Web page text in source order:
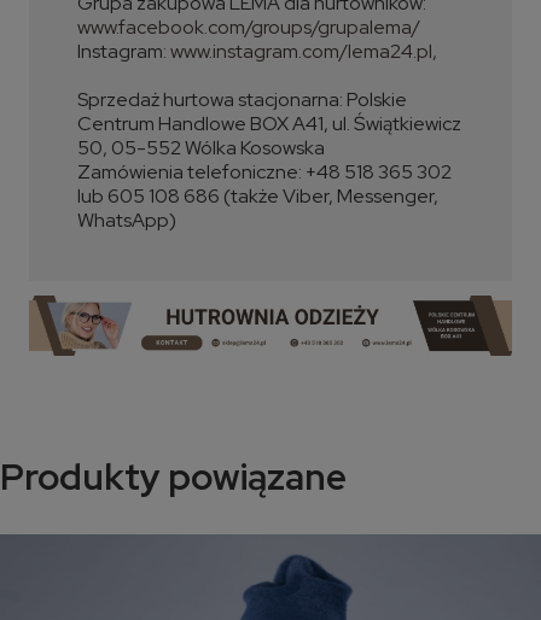
www.facebook.com/groups/grupalema/
Instagram:www.instagram.com/lema24.pl,
Sprzedaż hurtowa stacjonarna: Polskie
Centrum Handlowe BOX A41, ul. Świątkiewicz
50, 05-552 Wólka Kosowska
Zamówienia telefoniczne: +48 518 365 302
lub 605 108 686 (także Viber, Messenger,
WhatsApp)
Produkty powiązane